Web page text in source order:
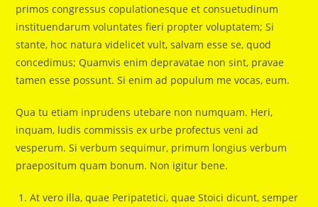
primos congressus copulationesque et consuetudinum
instituendarum voluntates fieri propter voluptatem; Si
stante, hoc natura videlicet vult, salvam esse se, quod
concedimus; Quamvis enim depravatae non sint, pravae
tamen esse possunt. Si enim ad populum me vocas, eum.
Qua tu etiam inprudens utebare non numquam. Heri,
inquam, ludis commissis ex urbe profectus veni ad
vesperum. Si verbum sequimur, primum longius verbum
praepositum quam bonum. Non igitur bene.
At vero illa, quae Peripatetici, quae Stoici dicunt, semper